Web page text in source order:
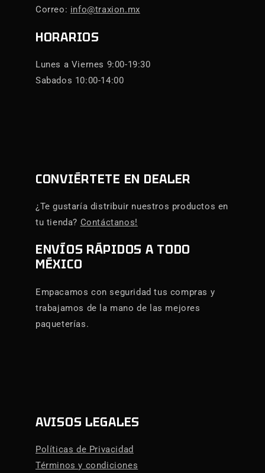
Correo: info@traxion.mx
HORARIOS
Lunes a Viernes 9:00-19:30
Sabados 10:00-14:00
CONVIÉRTETE EN DEALER
¿Te gustaría distribuir nuestros productos en
tu tienda? Contáctanos!
ENVÍOS RÁPIDOS A TODO
MÉXICO
Empacamos con seguridad tus compras y
trabajamos de la mano de las mejores
paqueterías.
AVISOS LEGALES
Políticas de Privacidad
Términos y condiciones